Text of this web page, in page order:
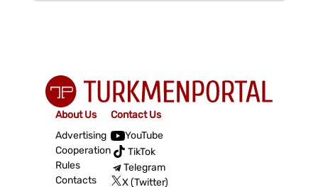
About Us
Advertising
Cooperation
Rules
Contacts
Contact Us
YouTube
TikTok
Telegram
X (Twitter)